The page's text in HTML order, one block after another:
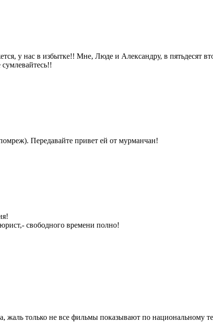
у нас в избытке!! Мне, Люде и Александру, в пятьдесят
Передавайте привет ей от мурманчан!
свободного времени полно!
жаль только не все фильмы показывают по национальному